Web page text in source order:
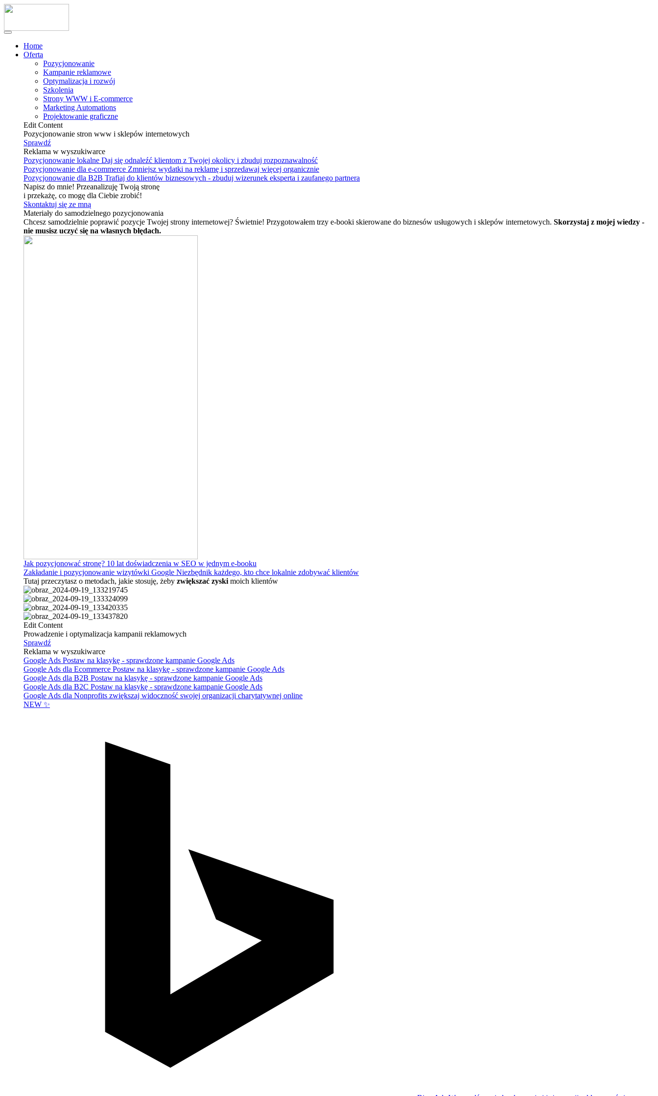
Home
Oferta
Pozycjonowanie
Kampanie reklamowe
Optymalizacja i rozwój
Szkolenia
Strony WWW i E-commerce
Marketing Automations
Projektowanie graficzne
Edit Content
Pozycjonowanie stron www i sklepów internetowych
Sprawdź
Reklama w wyszukiwarce
Pozycjonowanie lokalne Daj się odnaleźć klientom z Twojej okolicy i zbuduj rozpoznawalność
Pozycjonowanie dla e-commerce Zmniejsz wydatki na reklamę i sprzedawaj więcej organicznie
Pozycjonowanie dla B2B Trafiaj do klientów biznesowych - zbuduj wizerunek eksperta i zaufanego partnera
Napisz do mnie! Przeanalizuję Twoją stronę
i przekażę, co mogę dla Ciebie zrobić!
Skontaktuj się ze mną
Materiały do samodzielnego pozycjonowania
Chcesz samodzielnie poprawić pozycje Twojej strony internetowej? Świetnie! Przygotowałem trzy e-booki skierowane do biznesów usługowych i sklepów internetowych. Skorzystaj z mojej wiedzy -
nie musisz uczyć się na własnych błędach.
Jak pozycjonować stronę? 10 lat doświadczenia w SEO w jednym e-booku
Zakładanie i pozycjonowanie wizytówki Google Niezbędnik każdego, kto chce lokalnie zdobywać klientów
Tutaj przeczytasz o metodach, jakie stosuję, żeby zwiększać zyski moich klientów
Edit Content
Prowadzenie i optymalizacja kampanii reklamowych
Sprawdź
Reklama w wyszukiwarce
Google Ads Postaw na klasykę - sprawdzone kampanie Google Ads
Google Ads dla Ecommerce Postaw na klasykę - sprawdzone kampanie Google Ads
Google Ads dla B2B Postaw na klasykę - sprawdzone kampanie Google Ads
Google Ads dla B2C Postaw na klasykę - sprawdzone kampanie Google Ads
Google Ads dla Nonprofits zwiększaj widoczność swojej organizacji charytatywnej online
NEW ✨